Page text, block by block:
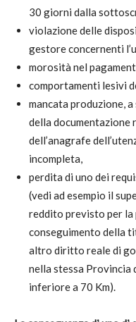
30 giorni dalla
violazione delle
gestore concernenti
morosità nel
comportamenti lesivi
mancata produzione,
della documentazione
dell’anagrafe
incompleta,
perdita di uno dei
(vedi ad esempio il
reddito previsto per la
conseguimento della
altro diritto reale di
nella stessa Provincia
inferiore a 70 Km).